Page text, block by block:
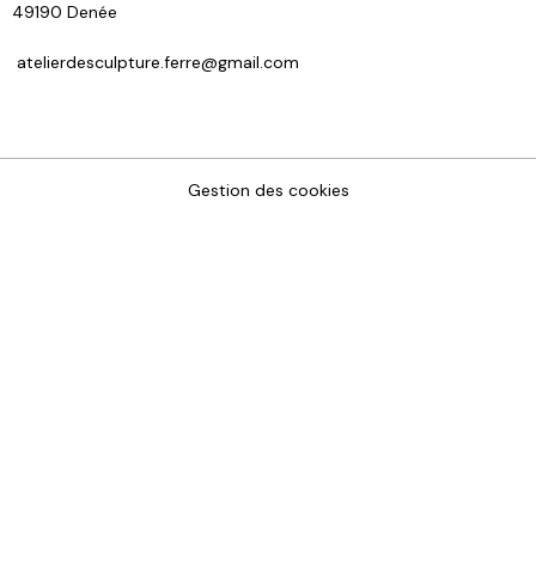
49190 Denée
atelierdesculpture.ferre@gmail.com
Gestion des cookies